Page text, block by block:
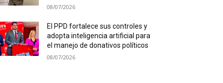
08/07/2026
El PPD fortalece sus controles y
adopta inteligencia artificial para
el manejo de donativos políticos
08/07/2026